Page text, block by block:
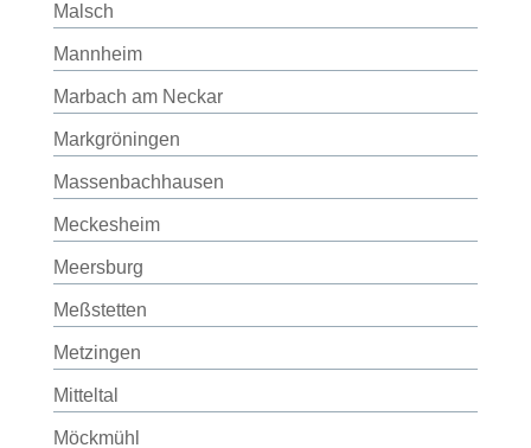
Malsch
Mannheim
Marbach am Neckar
Markgröningen
Massenbachhausen
Meckesheim
Meersburg
Meßstetten
Metzingen
Mitteltal
Möckmühl